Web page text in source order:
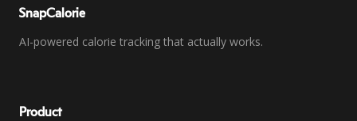
SnapCalorie
AI-powered calorie tracking that actually works.
Product